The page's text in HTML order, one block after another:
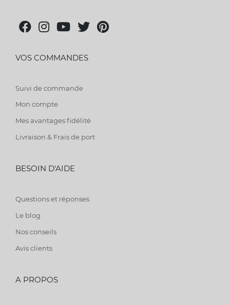
VOS COMMANDES
Suivi de commande
Mon compte
Mes avantages fidélité
Livraison & Frais de port
BESOIN D'AIDE
Questions et réponses
Le blog
Nos conseils
Avis clients
A PROPOS